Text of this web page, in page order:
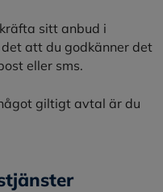
sitt anbud i
att du godkänner det
eller sms.
giltigt avtal är du